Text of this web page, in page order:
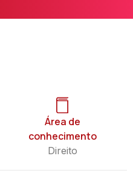
Área de
conhecimento
Direito